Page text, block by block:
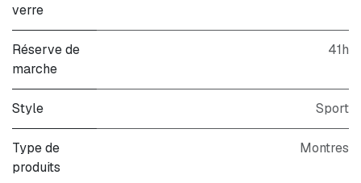
verre
Réserve de
marche
41h
Style Sport
Type de
produits
Montres